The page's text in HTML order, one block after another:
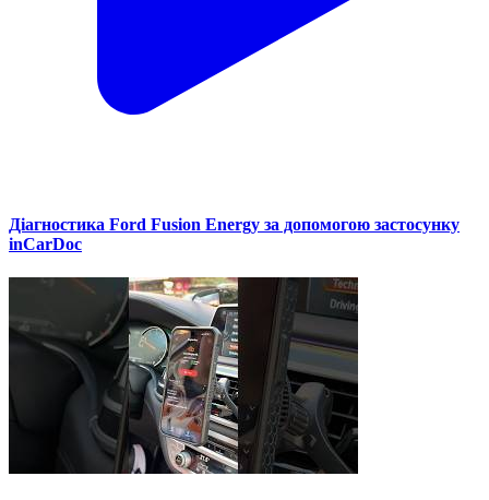
Діагностика Ford Fusion Energy за допомогою застосунку
inCarDoc